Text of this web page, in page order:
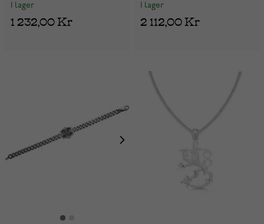
I lager
1 232,00 Kr
I lager
2 112,00 Kr